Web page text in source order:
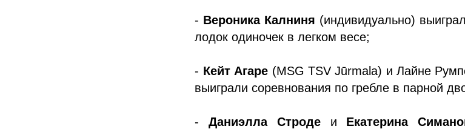
- Вероника Калниня (индивидуально)
лодок одиночек в легком весе;
- Кейт Агаре (MSG TSV Jūrmala) и Лайне
выиграли соревнования по гребле в парной
-Даниэлла Стродеи Екатерина